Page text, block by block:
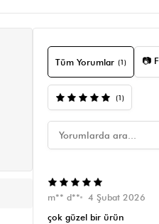
Tüm Yorumlar (1) 📷
(1)
m** d**
4 Şubat 2026
çok güzel bir ürün